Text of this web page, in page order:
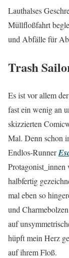
Lauthalses
Müllfloßfahrt
und Abfälle für
Trash
Es ist vor allem
fast ein wenig an
skizzierten
Mal. Denn schon
Endlos-Runner
Protagonist_innen
halbfertig
mal eben so
und
auf
hüpft mein Herz
auf ihrem Floß.